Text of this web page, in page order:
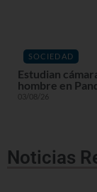
SOCIEDAD
Estudian
hombre en
03/08/26
Noticias